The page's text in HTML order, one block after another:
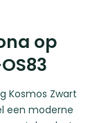
op
Kosmos Zwart
een moderne